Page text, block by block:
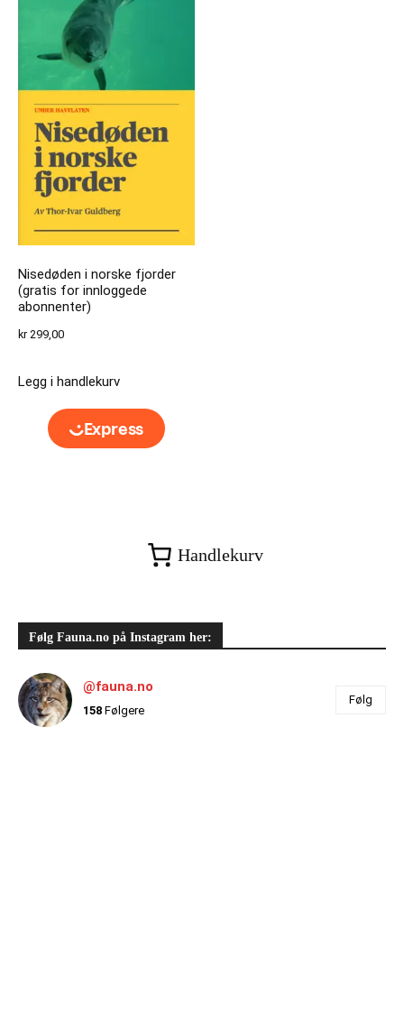
Nisedøden i norske fjorder
(gratis for innloggede
abonnenter)
kr299,00
Legg i handlekurv
Handlekurv
Følg Fauna.no på Instagram her:
@fauna.no
158 Følgere
Følg